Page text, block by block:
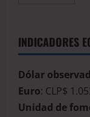
INDICADORES
Dólar
Euro: CLP$
Unidad de